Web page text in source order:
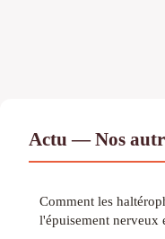
Actu — Nos
Comment les
l'épuisement nerveux